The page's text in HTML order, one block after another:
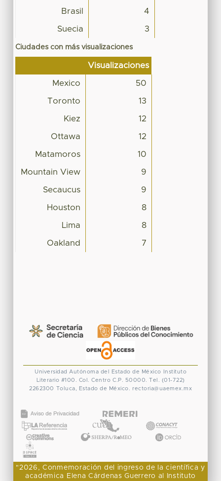
Brasil 4
Suecia 3
Ciudades con más visualizaciones
Visualizaciones
Mexico 50
Toronto 13
Kiez 12
Ottawa 12
Matamoros 10
Mountain View 9
Secaucus 9
Houston 8
Lima 8
Oakland 7
Universidad Autónoma del Estado de México
Instituto
Literario #100. Col. Centro C.P. 50000. Tel. (01-722)
2262300 Toluca, Estado de México. rectoria@uaemex.mx
"2026, Conmemoración del ingreso de la científica y
académica Elena Cárdenas Guerrero al Instituto